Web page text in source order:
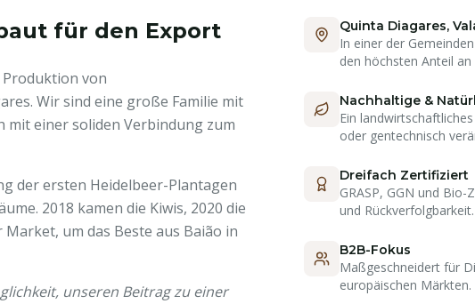
für den Export
von
Wir sind eine große Familie mit
einer soliden Verbindung zum
der ersten Heidelbeer-Plantagen
2018 kamen die Kiwis, 2020 die
um das Beste aus Baião in
unseren Beitrag zu einer
Quinta Diagares,
In einer der
den höchsten Anteil
Nachhaltige &
Ein
oder gentechnisch
Dreifach Zertifiziert
GRASP, GGN und
und Rückverfolgbarkeit.
B2B-Fokus
Maßgeschneidert für
europäischen Märkten.